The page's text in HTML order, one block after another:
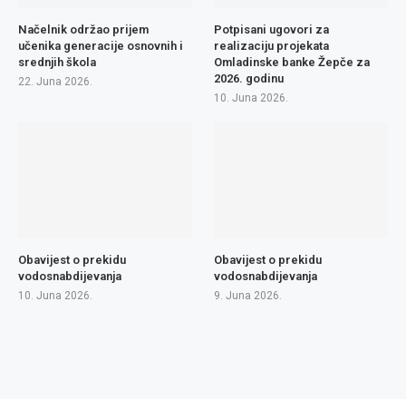
Načelnik održao prijem
učenika generacije osnovnih i
srednjih škola
22. Juna 2026.
Potpisani ugovori za
realizaciju projekata
Omladinske banke Žepče za
2026. godinu
10. Juna 2026.
Obavijest o prekidu
vodosnabdijevanja
10. Juna 2026.
Obavijest o prekidu
vodosnabdijevanja
9. Juna 2026.